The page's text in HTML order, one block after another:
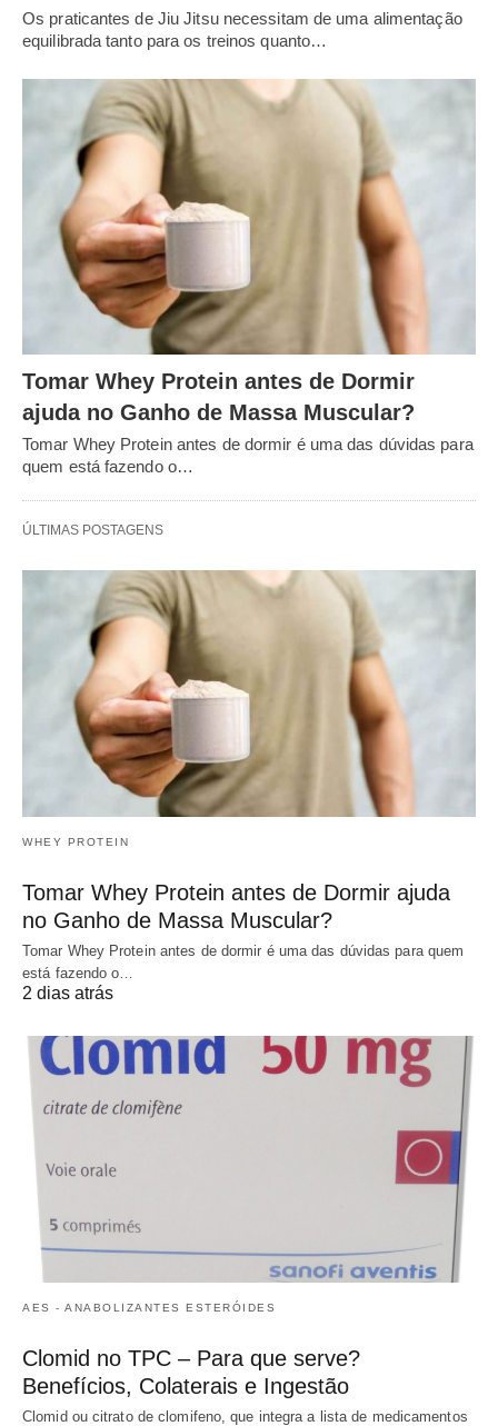
Os praticantes de Jiu Jitsu necessitam de uma alimentação
equilibrada tanto para os treinos quanto…
Tomar Whey Protein antes de Dormir
ajuda no Ganho de Massa Muscular?
Tomar Whey Protein antes de dormir é uma das dúvidas para
quem está fazendo o…
ÚLTIMAS POSTAGENS
WHEY PROTEIN
Tomar Whey Protein antes de Dormir ajuda
no Ganho de Massa Muscular?
Tomar Whey Protein antes de dormir é uma das dúvidas para quem
está fazendo o…
2 dias atrás
AES - ANABOLIZANTES ESTERÓIDES
Clomid no TPC – Para que serve?
Benefícios, Colaterais e Ingestão
Clomid ou citrato de clomifeno, que integra a lista de medicamentos